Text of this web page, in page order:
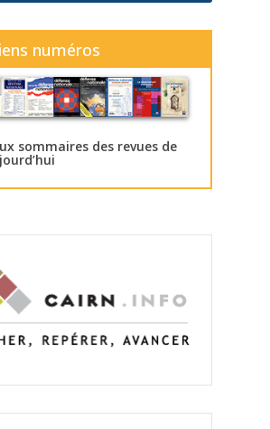
numéros
sommaires des revues de